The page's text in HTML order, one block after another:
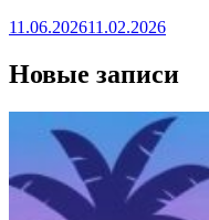
11.06.202611.02.2026
Новые записи